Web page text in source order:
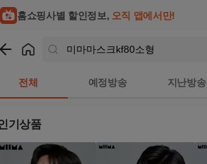
홈쇼핑사별 할인정보, 오직 앱에서만!
전체 예정방송 지난방송
기상품